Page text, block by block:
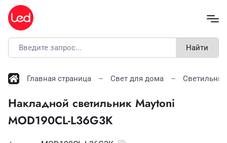
Найти
Главная страница Свет для дома
Накладной светильник Maytoni
MOD190CL-L36G3K